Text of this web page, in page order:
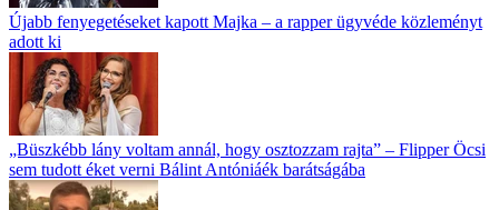
Újabb fenyegetéseket kapott Majka – a rapper ügyvéde közleményt
adott ki
„Büszkébb lány voltam annál, hogy osztozzam rajta” – Flipper Öcsi
sem tudott éket verni Bálint Antóniáék barátságába